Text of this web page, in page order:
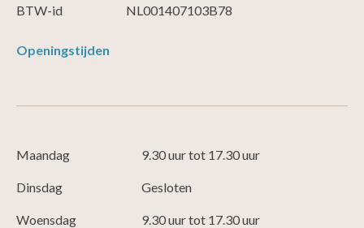
BTW-id NL001407103B78
Openingstijden
Maandag 9.30 uur tot 17.30 uur
Dinsdag Gesloten
Woensdag 9.30 uur tot 17.30 uur